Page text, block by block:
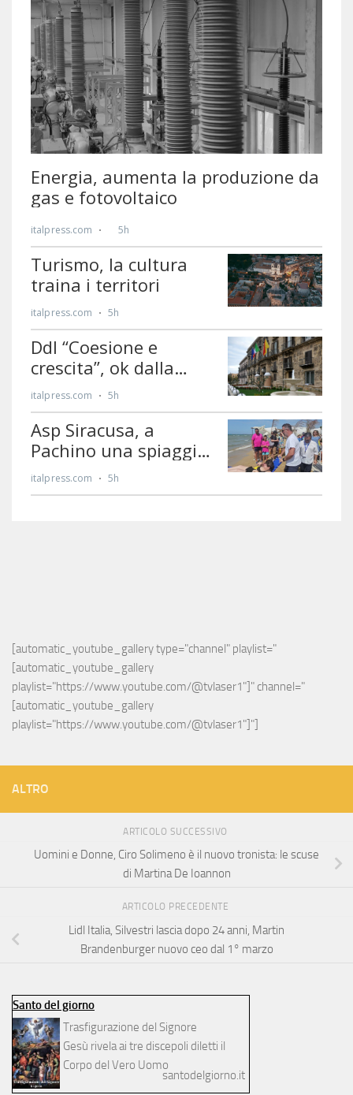
[automatic_youtube_gallery type="channel" playlist="
[automatic_youtube_gallery
playlist="https://www.youtube.com/@tvlaser1"]" channel="
[automatic_youtube_gallery
playlist="https://www.youtube.com/@tvlaser1"]"]
ALTRO
ARTICOLO SUCCESSIVO
Uomini e Donne, Ciro Solimeno è il nuovo tronista: le scuse
di Martina De Ioannon
ARTICOLO PRECEDENTE
Lidl Italia, Silvestri lascia dopo 24 anni, Martin
Brandenburger nuovo ceo dal 1° marzo
Santo del giorno
Trasfigurazione del Signore
Gesù rivela ai tre discepoli diletti il
Corpo del Vero Uomo
santodelgiorno.it